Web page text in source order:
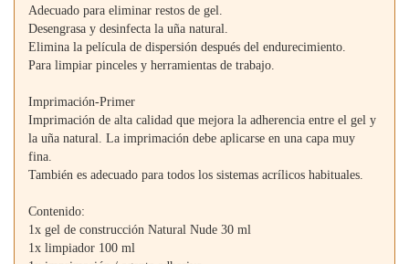
Adecuado para eliminar restos de gel.
Desengrasa y desinfecta la uña natural.
Elimina la película de dispersión después del endurecimiento.
Para limpiar pinceles y herramientas de trabajo.
Imprimación-Primer
Imprimación de alta calidad que mejora la adherencia entre el gel y
la uña natural. La imprimación debe aplicarse en una capa muy
fina.
También es adecuado para todos los sistemas acrílicos habituales.
Contenido:
1x gel de construcción Natural Nude 30 ml
1x limpiador 100 ml